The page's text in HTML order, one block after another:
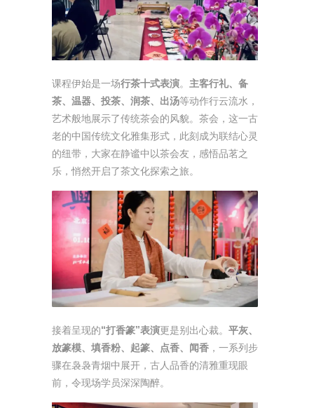
课程伊始是一场行茶十式表演。 主客行礼、备
茶、温器、投茶、润茶、出汤等动作行云流水，
艺术般地展示了传统茶会的风貌。茶会，这一古
老的中国传统文化雅集形式，此刻成为联结心灵
的纽带，大家在静谧中以茶会友，感悟品茗之
乐，悄然开启了茶文化探索之旅。
接着呈现的“打香篆”表演更是别出心裁。 平灰、
放篆模、填香粉、起篆、点香、闻香 ，一系列步
骤在袅袅青烟中展开，古人品香的清雅重现眼
前，令现场学员深深陶醉。